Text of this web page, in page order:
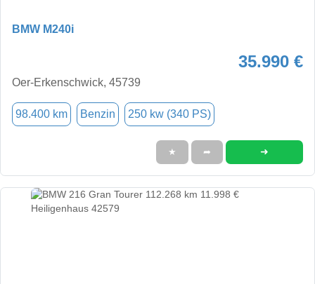
BMW M240i
35.990 €
Oer-Erkenschwick, 45739
98.400 km Benzin 250 kw (340 PS)
★ ➦ ➜